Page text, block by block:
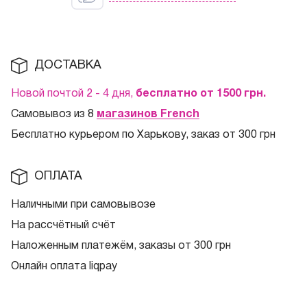
ДОСТАВКА
Новой почтой 2 - 4 дня, бесплатно от 1500 грн.
Самовывоз из 8 магазинов French
Бесплатно курьером по Харькову, заказ от 300 грн
ОПЛАТА
Наличными при самовывозе
На рассчётный счёт
Наложенным платежём, заказы от 300 грн
Онлайн оплата liqpay